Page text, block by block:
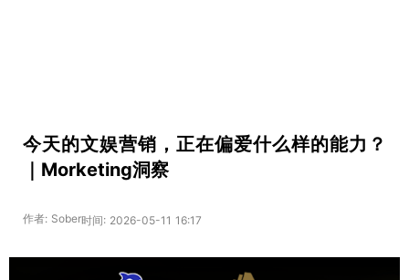
今天的文娱营销，正在偏爱什么样的能力？
｜Morketing洞察
作者: Sober时间: 2026-05-11 16:17